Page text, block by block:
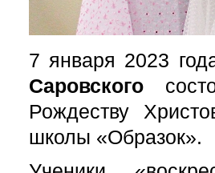
7 января 2023
Саровского
Рождеству
школы «Образок».